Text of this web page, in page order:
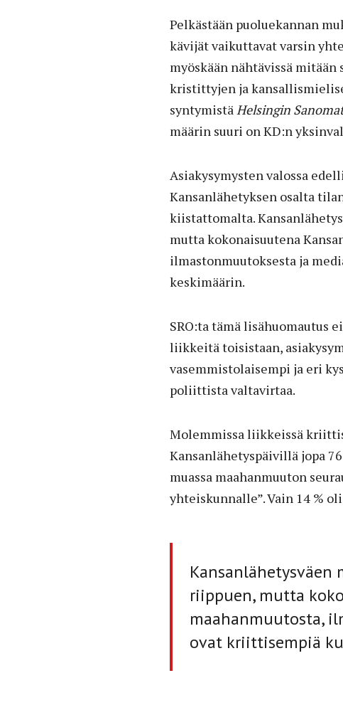
Pelkästään puoluekannan
kävijät vaikuttavat varsin
myöskään nähtävissä
kristittyjen ja
syntymistäHelsingin
määrin suuri on KD:n
Asiakysymysten valossa
Kansanlähetyksen osalta
kiistattomalta.
mutta kokonaisuutena
ilmastonmuutoksesta ja
keskimäärin.
SRO:ta tämä lisähuomautus
liikkeitä toisistaan,
vasemmistolaisempi ja eri
poliittista valtavirtaa.
Molemmissa liikkeissä
Kansanlähetyspäivillä jopa
muassa maahanmuuton
yhteiskunnalle”. Vain 14 %
riippuen, mutta
maahanmuutosta,
ovat kriittisempiä